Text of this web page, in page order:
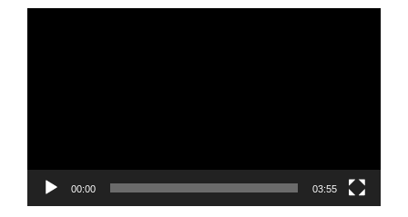
00:00 03:55